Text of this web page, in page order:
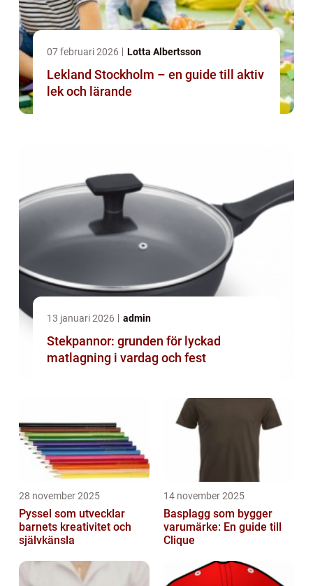
07 februari 2026 Lotta Albertsson
Lekland Stockholm – en guide till aktiv
lek och lärande
13 januari 2026 admin
Stekpannor: grunden för lyckad
matlagning i vardag och fest
28 november 2025
Pyssel som utvecklar
barnets kreativitet och
självkänsla
14 november 2025
Basplagg som bygger
varumärke: En guide till
Clique